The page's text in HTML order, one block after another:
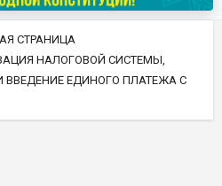
СТРАНИЦА
НАЛОГОВОЙ СИСТЕМЫ,
ЕДИНОГО ПЛАТЕЖА С